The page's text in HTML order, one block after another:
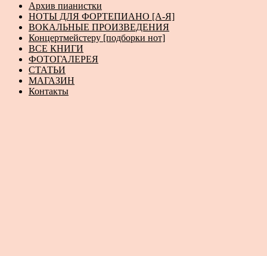
Архив пианистки
НОТЫ ДЛЯ ФОРТЕПИАНО [А-Я]
ВОКАЛЬНЫЕ ПРОИЗВЕДЕНИЯ
Концертмейстеру [подборки нот]
ВСЕ КНИГИ
ФОТОГАЛЕРЕЯ
СТАТЬИ
МАГАЗИН
Контакты